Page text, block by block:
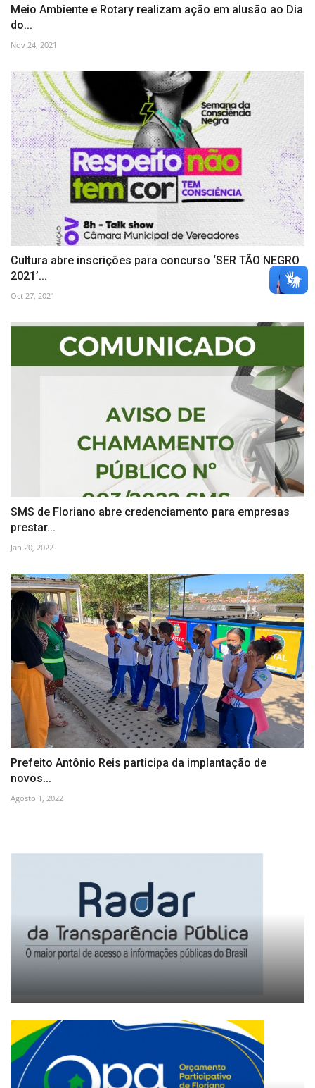
Meio Ambiente e Rotary realizam ação em alusão ao Dia
do...
Nov 24, 2021
Cultura abre inscrições para concurso ‘SER TÃO NEGRO
2021’...
Oct 27, 2021
SMS de Floriano abre credenciamento para empresas
prestar...
Jan 20, 2022
Prefeito Antônio Reis participa da implantação de
novos...
Agosto 1, 2022